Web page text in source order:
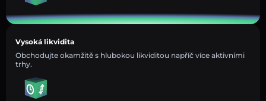
Vysoká likvidita
Obchodujte okamžitě s hlubokou likviditou napříč více aktivními
trhy.